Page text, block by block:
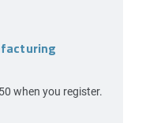
when you register.